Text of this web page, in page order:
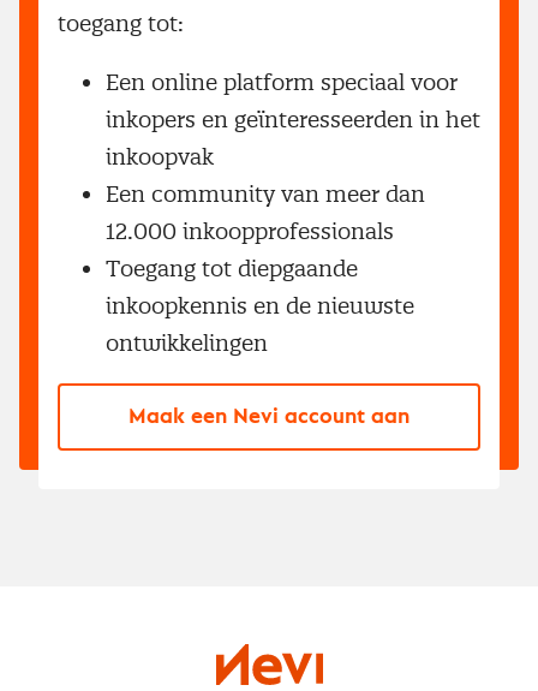
toegang tot:
Een online platform speciaal voor
inkopers en geïnteresseerden in het
inkoopvak
Een community van meer dan
12.000 inkoopprofessionals
Toegang tot diepgaande
inkoopkennis en de nieuwste
ontwikkelingen
Maak een Nevi account aan